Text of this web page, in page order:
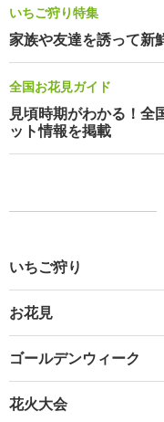
いちご狩り特集
家族や友達を誘って新
全国お花見ガイド
見頃時期がわかる！全
ット情報を掲載
いちご狩り
お花見
ゴールデンウィーク
花火大会